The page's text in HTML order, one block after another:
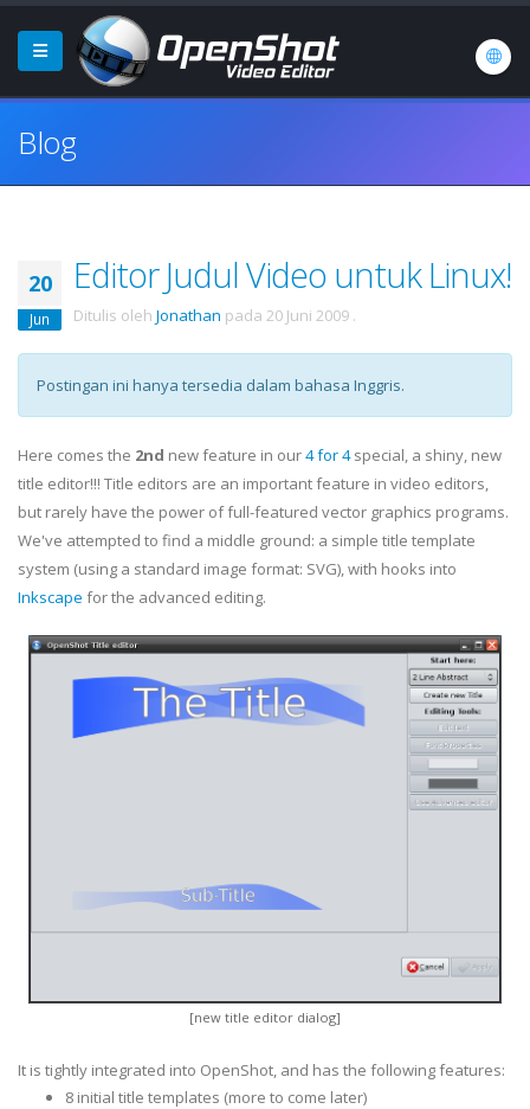
Blog
20
Jun
Editor Judul Video untuk Linux!
Ditulis oleh Jonathan pada 20 Juni 2009 .
Postingan ini hanya tersedia dalam bahasa Inggris.
Here comes the 2nd new feature in our4 for 4special, a shiny, new
title editor!!! Title editors are an important feature in video editors,
but rarely have the power of full-featured vector graphics programs.
We've attempted to find a middle ground: a simple title template
system (using a standard image format: SVG), with hooks into
Inkscape for the advanced editing.
[new title editor dialog]
It is tightly integrated into OpenShot, and has the following features:
8 initial title templates (more to come later)